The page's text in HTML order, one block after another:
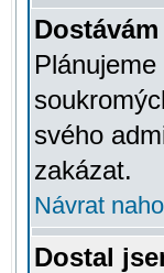
svého
zakázat.
Návrat
Dostal